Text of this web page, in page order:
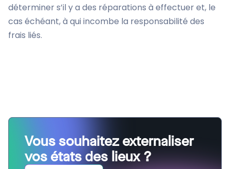
déterminer s’il y a des réparations à effectuer et, le
cas échéant, à qui incombe la responsabilité des
frais liés.
Vous souhaitez externaliser
vos états des lieux ?